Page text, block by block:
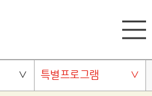
특별프로그램